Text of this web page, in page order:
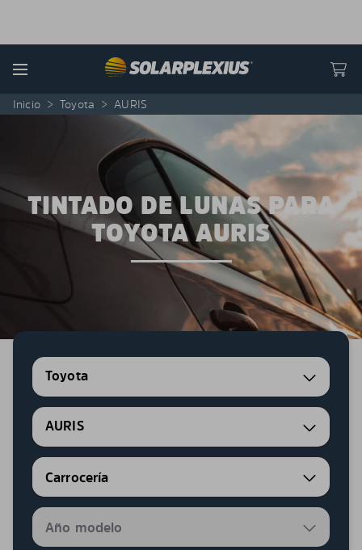
Menu
Inicio > Toyota > AURIS
TINTADO DE LUNAS PARA
TOYOTA AURIS
Toyota
AURIS